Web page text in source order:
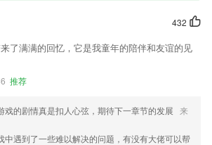
432
了满满的回忆，它是我童年的陪伴和友谊的见
推荐
戏的剧情真是扣人心弦，期待下一章节的发展 来
中遇到了一些难以解决的问题，有没有大佬可以帮